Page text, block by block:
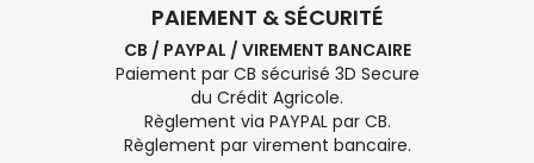
PAIEMENT & SÉCURITÉ
CB / PAYPAL / VIREMENT BANCAIRE
Paiement par CB sécurisé 3D Secure
du Crédit Agricole.
Règlement via PAYPAL par CB.
Règlement par virement bancaire.